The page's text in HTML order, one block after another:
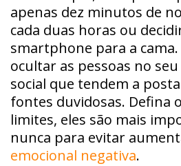
apenas dez minutos de
cada duas horas ou
smartphone para a
ocultar as pessoas no
social que tendem a
fontes duvidosas. Defina
limites, eles são mais
nunca para evitar
emocional negativa.